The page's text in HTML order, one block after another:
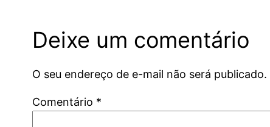
Deixe um comentário
O seu endereço de e-mail não será publicado.
Comentário *